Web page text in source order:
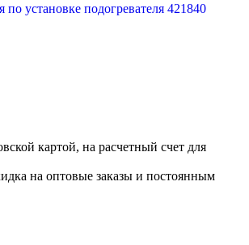
по установке подогревателя 421840
картой, на расчетный счет для
на оптовые заказы и постоянным